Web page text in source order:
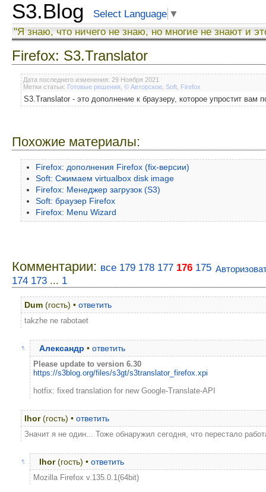
S3.Blog Select Language ▼
"Я знаю, что ничего не знаю, но многие не знают и
Firefox: S3.Translator
Дата последнего изменения: 29 Ноября 2021
Метки статьи: Готовые решения © Авторское Soft Firefox
S3.Translator - это дополнение к браузеру, которое упростит вам
Похожие материалы:
Firefox: дополнения Firefox (fix-версии)
Soft: Сжимаем virtualbox disk image
Firefox: Менеджер загрузок (S3)
Soft: браузер Firefox
Firefox: Menu Wizard
Комментарии: все 179 178 177 176 175
174 173 ... 1
Dum (гость) • ответить
takzhe ne rabotaet
Александр • ответить
Please update to version 6.30
https://s3blog.org/files/s3gt/s3translator_firefox.xpi
hotfix: fixed translation for new Google-Translate-API
Ihor(гость) • ответить
Значит я не один... Тоже обнаружил сегодня, что перестало
Ihor(гость) • ответить
Mozilla Firefox v.135.0.1(64bit)